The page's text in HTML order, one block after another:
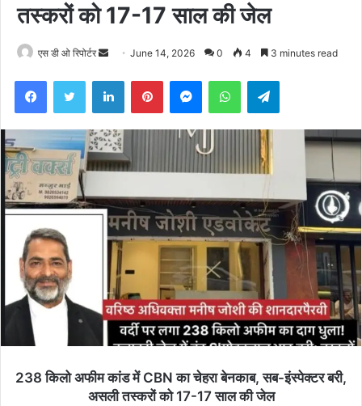
तस्करों को 17-17 साल की जेल
एस डी ओ रिपोर्टर
Send June 14, 2026 0 4 3 minutes read
FacebookTwitter LinkedInPinterestMessengerWhatsAppTelegram
238 किलो अफीम कांड में CBN का चेहरा बेनकाब, सब-इंस्पेक्टर बरी,
असली तस्करों को 17-17 साल की जेल